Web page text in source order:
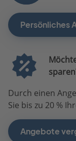
Persönliches
Durch einen
Sie bis zu 20 %
Angebote